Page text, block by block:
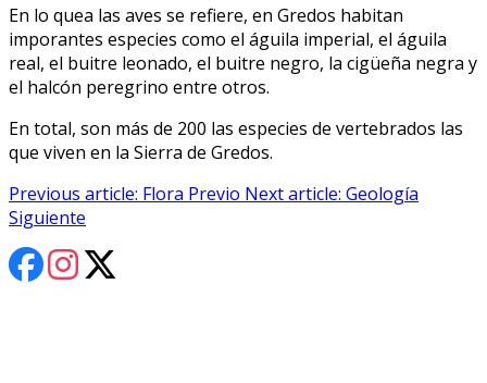
En lo quea las aves se refiere, en Gredos habitan
imporantes especies como el águila imperial, el águila
real, el buitre leonado, el buitre negro, la cigüeña negra y
el halcón peregrino entre otros.
En total, son más de 200 las especies de vertebrados las
que viven en la Sierra de Gredos.
Previous article: Flora Previo Next article: Geología
Siguiente